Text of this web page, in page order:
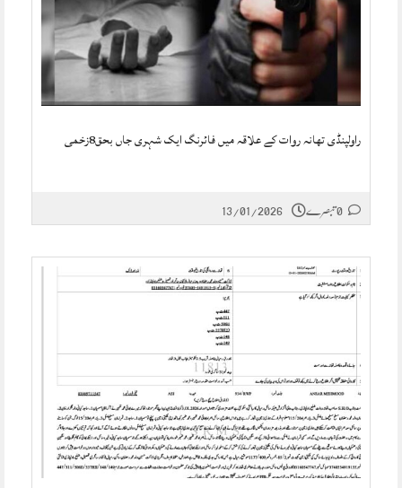
راولپنڈی تھانہ روات کے علاقہ میں فائرنگ ایک شہری جاں بحق8زخمی
13/01/2026